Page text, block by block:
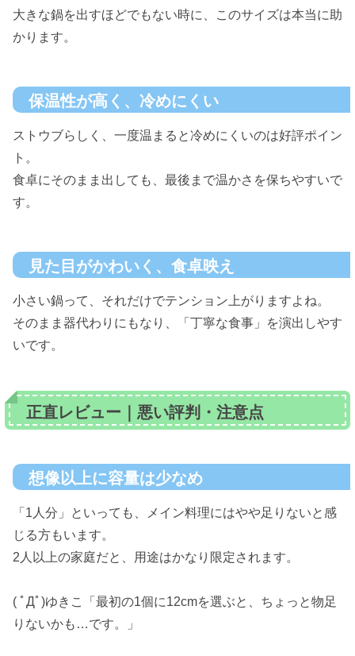
大きな鍋を出すほどでもない時に、このサイズは本当に助
かります。
保温性が高く、冷めにくい
ストウブらしく、一度温まると冷めにくいのは好評ポイン
ト。
食卓にそのまま出しても、最後まで温かさを保ちやすいで
す。
見た目がかわいく、食卓映え
小さい鍋って、それだけでテンション上がりますよね。
そのまま器代わりにもなり、「丁寧な食事」を演出しやす
いです。
正直レビュー｜悪い評判・注意点
想像以上に容量は少なめ
「1人分」といっても、メイン料理にはやや足りないと感
じる方もいます。
2人以上の家庭だと、用途はかなり限定されます。
( ﾟДﾟ)ゆきこ「最初の1個に12cmを選ぶと、ちょっと物足
りないかも…です。」